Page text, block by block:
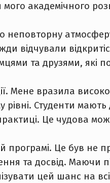
мого академічного
неповторну
відчували
та друзями, які
Мене вразила
Студенти
Це чудова
програмі. Це був не
та досвід. Маючи
цей шанс на